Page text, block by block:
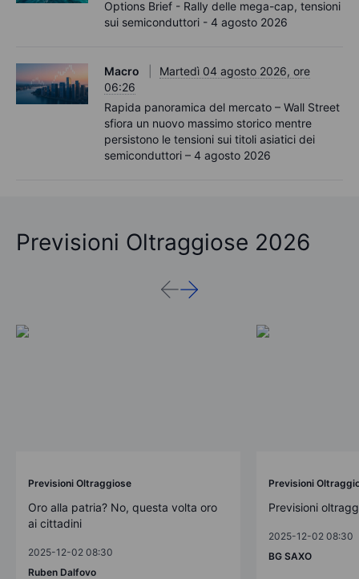
Options Brief - Rally delle mega-cap, tensioni
sui semiconduttori - 4 agosto 2026
Macro
Martedì 04 agosto 2026, ore
06:26
Rapida panoramica del mercato – Wall Street
sfiora un nuovo massimo storico mentre
persistono le tensioni sui titoli asiatici dei
semiconduttori – 4 agosto 2026
Previsioni Oltraggiose 2026
Previsioni Oltraggiose
Oro alla patria? No, questa volta oro
ai cittadini
2025-12-02 08:30
Ruben Dalfovo
Previsioni
Previsioni
2025-12-02 08:30
BG SAXO